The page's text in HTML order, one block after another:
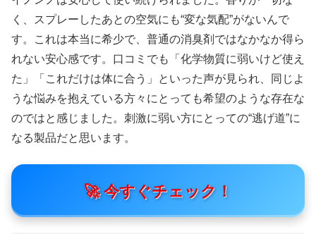
く、スプレーしたあとの空気にも“変な気配”がないんで
す。これは本当に希少で、普通の消臭剤ではなかなか得ら
れない安心感です。口コミでも「化学物質に弱いけど使え
た」「これだけは体に合う」といった声が見られ、同じよ
うな悩みを抱えている方々にとっても希望のような存在な
のではと感じました。刺激に弱い方にとっての“逃げ道”に
なる製品だと思います。
🚀 今すぐチェック！